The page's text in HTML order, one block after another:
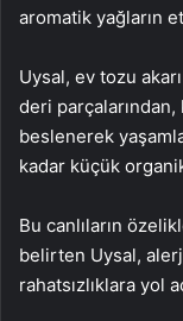
aromatik yağların
Uysal, ev tozu
deri parçalarından,
beslenerek
kadar küçük
Bu canlıların
belirten Uysal,
rahatsızlıklara yol